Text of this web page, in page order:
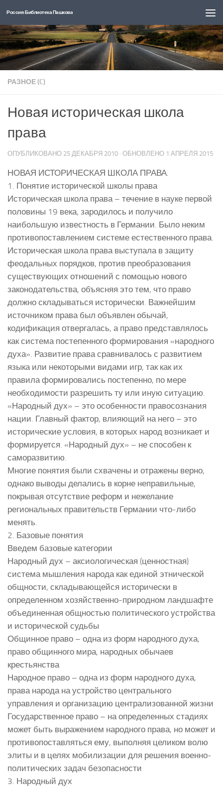
Перейти к содержимому
Россия: Библиотека Пашкова
РАЗНОЕ (C)
Новая историческая школа
права
ОПУБЛИКОВАНО 25 ДЕКАБРЯ 2010 · ОБНОВЛЕНО 1 АПРЕЛЯ 2015
НОВАЯ ИСТОРИЧЕСКАЯ ШКОЛА ПРАВА.
1. Понятие исторической школы права
Историческая школа права – течение в науке первой
половины 19 века, зародилось и получило
наибольшую известность в Германии. Было неким
противопоставлением системе естественного права.
Историческая школа права выступала в защиту
феодальных порядков, против преобразования
существующих отношений с помощью нового
законодательства, объясняя это тем, что право
должно складываться исторически. Важнейшим
источником права был объявлен обычай,
кодификация отвергалась, а право представлялось
как система постепенного формирования «народного
духа». Развитие права сравнивалось с развитием
языка или некоторыми видами игр, так как их
правила формировались постепенно, по мере
необходимости разрешить ту или иную ситуацию.
«Народный дух» – это особенности правосознания
нации. Главный фактор, влияющий на него – это
исторические условия, в которых народ возникает и
формируется. «Народный дух» – не способен к
саморазвитию.
Многие понятия были схвачены и отражены верно,
однако выводы делались в корне неправильные,
покрывая отсутствие реформ и нежелание
региональных правительств Германии что-либо
менять.
2. Базовые понятия
Введем базовые категории
Народный дух – аксиологическая (ценностная)
система мышления народа как единой этнической
общности, складывающейся исторически в
определенном хозяйственно-природном ландшафте
объединенная общностью политического устройства
и исторической судьбы
Общинное право – одна из форм народного духа,
право общинного мира, народных обычаев
крестьянства
Народное право – одна из форм народного духа,
права народа на устройство центрального
управления и организацию централизованной жизни
Государственное право – на определенных стадиях
может быть выражением народного права, но может и
противопоставляться ему, выполняя целиком волю
элиты и в целях мобилизации для решения военно-
политических задач безопасности
3. Народный дух